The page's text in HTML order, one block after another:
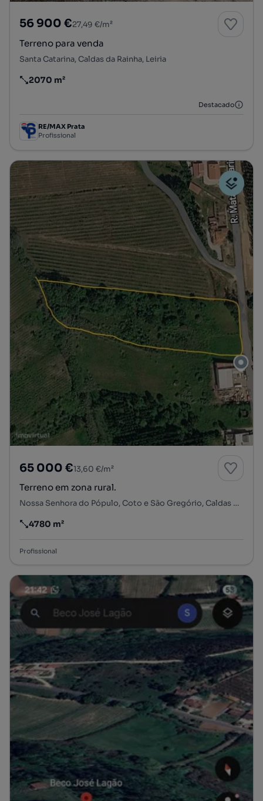
56 900 €27,49 €/m²
Terreno para venda
Santa Catarina, Caldas da Rainha, Leiria
Preço por metro quadrado
2070 m²
Destacado
RE/MAX Prata
Profissional
65 000 €13,60 €/m²
Terreno em zona rural.
Nossa Senhora do Pópulo, Coto e São Gregório, Caldas da Rainha, Leiria
Preço por metro quadrado
4780 m²
Profissional